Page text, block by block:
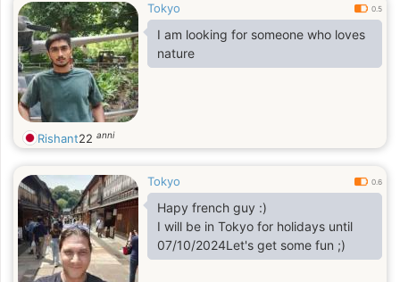
Tokyo 0.5
I am looking for someone who loves
nature
Rishant22 anni
Tokyo 0.6
Hapy french guy :)
I will be in Tokyo for holidays until
07/10/2024Let's get some fun ;)